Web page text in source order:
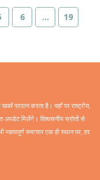
6 … 19
प्रदान करता है। यहाँ पर राष्ट्रीय,
अपडेट मिलेंगे। विश्वसनीय स्रोतों से
समाचार एक ही स्थान पर, हर